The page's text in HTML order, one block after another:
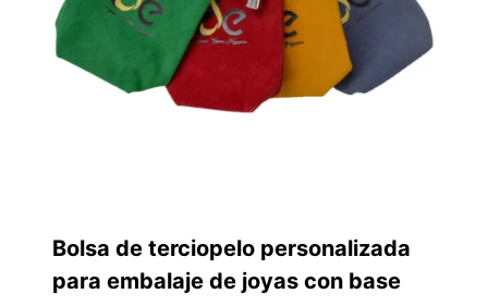
Bolsa de terciopelo personalizada
para embalaje de joyas con base